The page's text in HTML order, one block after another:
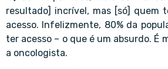
resultado] incrível, mas [só] quem
acesso. Infelizmente, 80% da
ter acesso – o que é um absurdo. É
a oncologista.